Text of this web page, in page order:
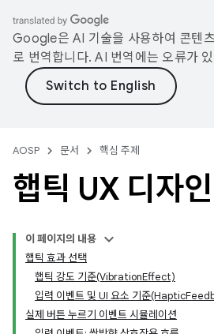
Google은 AI 기술을 사용하여 콘텐
로 번역합니다. AI 번역에는 오류가
AOSP 문서 핵심 주제
햅틱 UX 디자인
이 페이지의 내용
햅틱 효과 선택
햅틱 강도 기준(VibrationEffect)
입력 이벤트 및 UI 요소 기준
실제 버튼 누르기 이벤트 시뮬레이션